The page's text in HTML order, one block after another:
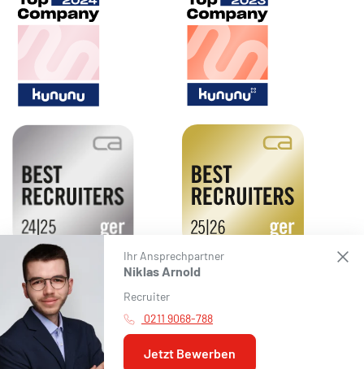
Ihr Ansprechpartner
Niklas Arnold
Recruiter
0211 9068-788
Jetzt Bewerben
Impressum
Cookie Settings